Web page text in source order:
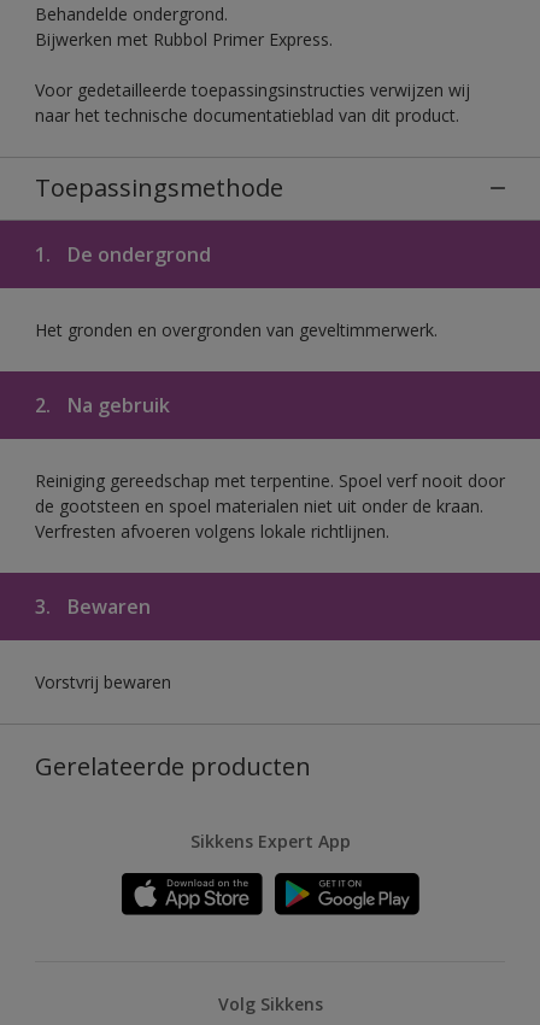
Behandelde ondergrond.
Bijwerken met Rubbol Primer Express.
Voor gedetailleerde toepassingsinstructies verwijzen wij
naar het technische documentatieblad van dit product.
Toepassingsmethode
1. De ondergrond
Het gronden en overgronden van geveltimmerwerk.
2. Na gebruik
Reiniging gereedschap met terpentine. Spoel verf nooit door
de gootsteen en spoel materialen niet uit onder de kraan.
Verfresten afvoeren volgens lokale richtlijnen.
3. Bewaren
Vorstvrij bewaren
Gerelateerde producten
Sikkens Expert App
Volg Sikkens